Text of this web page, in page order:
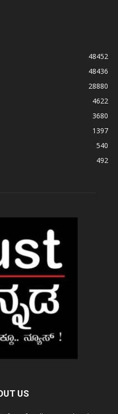
48452
48436
28880
4622
3680
1397
540
492
US